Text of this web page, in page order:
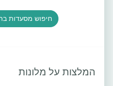
חיפוש מסעדות
המלצות על מלונות